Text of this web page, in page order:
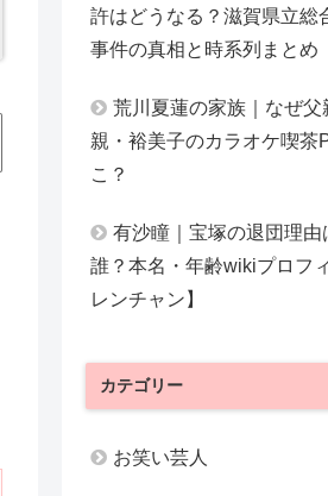
許はどうなる？滋賀県立総
事件の真相と時系列まとめ
荒川夏蓮の家族｜なぜ
親・裕美子のカラオケ喫茶
こ？
有沙瞳｜宝塚の退団理由
誰？本名・年齢wikiプロフ
レンチャン】
カテゴリー
お笑い芸人